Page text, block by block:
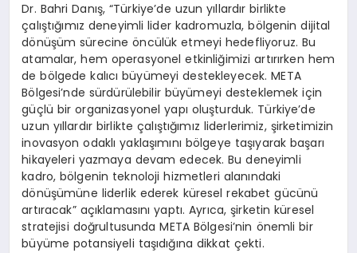
Dr. Bahri Danış, “Türkiye’de uzun yıllardır birlikte
çalıştığımız deneyimli lider kadromuzla, bölgenin dijital
dönüşüm sürecine öncülük etmeyi hedefliyoruz. Bu
atamalar, hem operasyonel etkinliğimizi artırırken hem
de bölgede kalıcı büyümeyi destekleyecek. META
Bölgesi’nde sürdürülebilir büyümeyi desteklemek için
güçlü bir organizasyonel yapı oluşturduk. Türkiye’de
uzun yıllardır birlikte çalıştığımız liderlerimiz, şirketimizin
inovasyon odaklı yaklaşımını bölgeye taşıyarak başarı
hikayeleri yazmaya devam edecek. Bu deneyimli
kadro, bölgenin teknoloji hizmetleri alanındaki
dönüşümüne liderlik ederek küresel rekabet gücünü
artıracak” açıklamasını yaptı. Ayrıca, şirketin küresel
stratejisi doğrultusunda META Bölgesi’nin önemli bir
büyüme potansiyeli taşıdığına dikkat çekti.